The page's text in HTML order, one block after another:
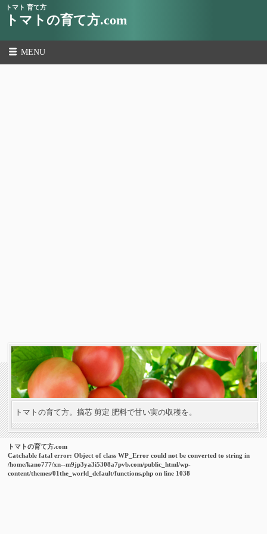
トマト 育て方
トマトの育て方.com
MENU
トマトの育て方。摘芯 剪定 肥料で甘い実の収穫を。
トマトの育て方.com
Catchable fatal error: Object of class WP_Error could not be converted to string in
/home/kano777/xn--m9jp3ya3i5308a7pvb.com/public_html/wp-
content/themes/01the_world_default/functions.php on line 1038